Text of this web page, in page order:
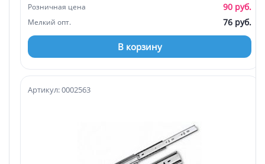
Розничная цена 90 руб.
Мелкий опт. 76 руб.
В корзину
Артикул: 0002563